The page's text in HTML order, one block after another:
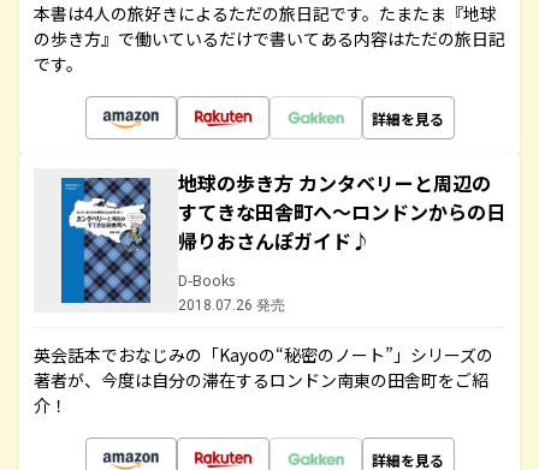
本書は4人の旅好きによるただの旅日記です。たまたま『地球
の歩き方』で働いているだけで書いてある内容はただの旅日記
です。
詳細を見る
地球の歩き方 カンタベリーと周辺の
すてきな田舎町へ～ロンドンからの日
帰りおさんぽガイド♪
D-Books
2018.07.26 発売
英会話本でおなじみの「Kayoの“秘密のノート”」シリーズの
著者が、今度は自分の滞在するロンドン南東の田舎町をご紹
介！
詳細を見る